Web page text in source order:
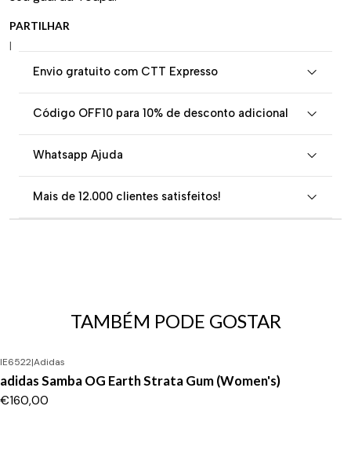
PARTILHAR
|
Envio gratuito com CTT Expresso
Código OFF10 para 10% de desconto adicional
Whatsapp Ajuda
Mais de 12.000 clientes satisfeitos!
TAMBÉM PODE GOSTAR
IE6522|Adidas
adidas Samba OG Earth Strata Gum (Women's)
€160,00